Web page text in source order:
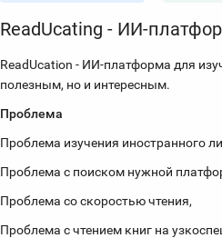
ReadUcating - ИИ-
ReadUcation - ИИ-платформа для
полезным, но и интересным.
Проблема
Проблема изучения иностранного
Проблема с поиском нужной
Проблема со скоростью чтения,
Проблема с чтением книг на